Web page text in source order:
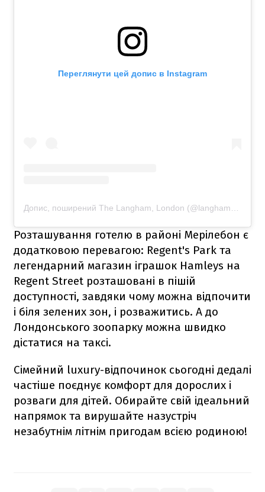
Переглянути цей допис в Instagram
Розташування готелю в районі Мерілебон є
додатковою перевагою: Regent's Park та
легендарний магазин іграшок Hamleys на
Regent Street розташовані в пішій
доступності, завдяки чому можна відпочити
і біля зелених зон, і розважитись. А до
Лондонського зоопарку можна швидко
дістатися на таксі.
Сімейний luxury-відпочинок сьогодні дедалі
частіше поєднує комфорт для дорослих і
розваги для дітей. Обирайте свій ідеальний
напрямок та вирушайте назустріч
незабутнім літнім пригодам всією родиною!